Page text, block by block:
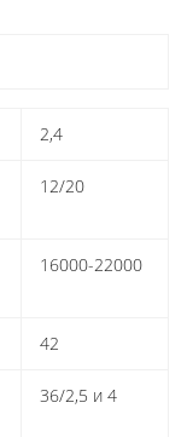
2,4
12/20
16000-22000
42
36/2,5 и 4